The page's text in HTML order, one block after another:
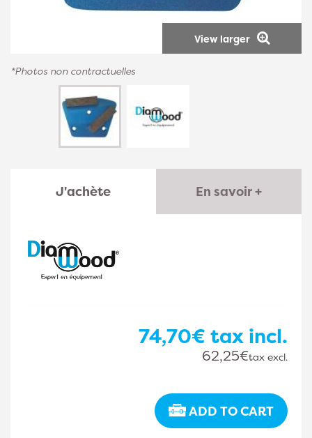
View larger
*Photos non contractuelles
J'achète En savoir +
74,70€ tax incl.
62,25€tax excl.
ADD TO CART